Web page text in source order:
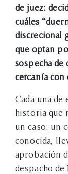
de juez:
cuáles
discrecional
que optan
sospecha de
cercanía
Cada una de
historia que
un caso: un
conocida,
aprobación
despacho de